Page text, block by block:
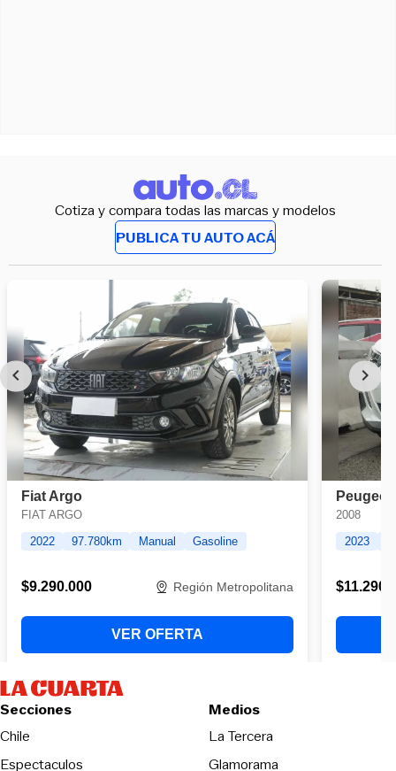
Cotiza y compara todas las marcas y modelos
PUBLICA TU AUTO ACÁ
Secciones
Chile
Espectaculos
Medios
La TerceraOpens in new
Glamorama